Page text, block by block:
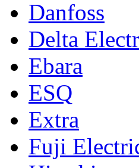
Danfoss
Delta
Ebara
ESQ
Extra
Fuji